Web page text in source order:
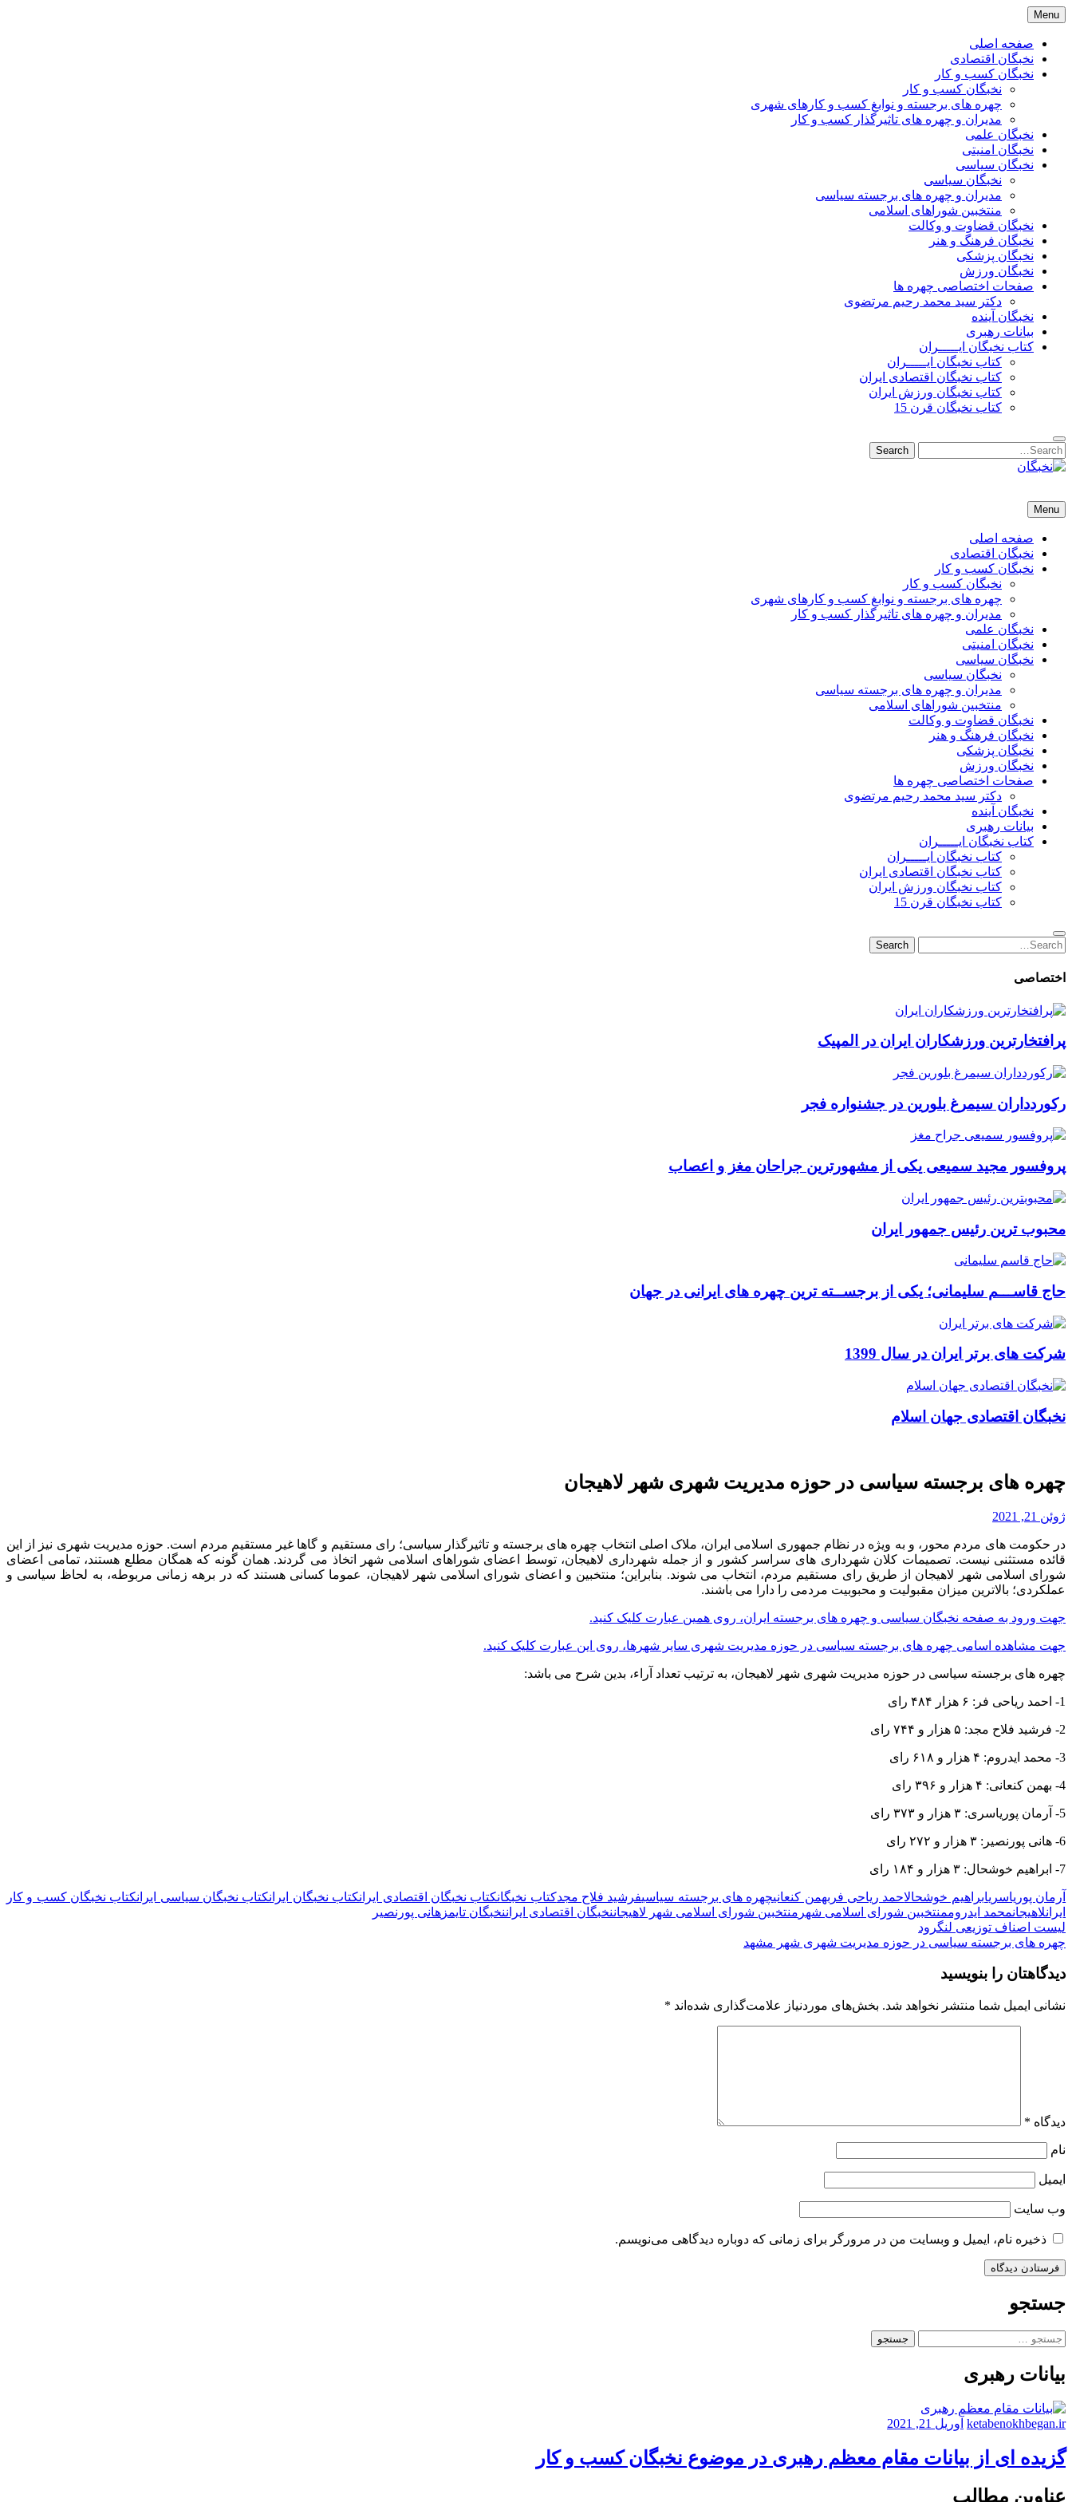
Skip
to
content
Menu
صفحه اصلی
نخبگان اقتصادی
نخبگان کسب و کار
نخبگان کسب و کار
چهره های برجسته و نوابغ کسب و کارهای شهری
مدیران و چهره های تاثیرگذار کسب و کار
نخبگان علمی
نخبگان امنیتی
نخبگان سیاسی
نخبگان سیاسی
مدیران و چهره های برجسته سیاسی
منتخبین شوراهای اسلامی
نخبگان قضاوت و وکالت
نخبگان فرهنگ و هنر
نخبگان پزشکی
نخبگان ورزش
صفحات اختصاصی چهره ها
دکتر سید محمد رحیم مرتضوی
نخبگان آینده
بیانات رهبری
کتاب نخبگان ایـــــران
کتاب نخبگان ایـــــران
کتاب نخبگان اقتصادی ایران
کتاب نخبگان ورزش ایران
کتاب نخبگان قرن 15
Search
for:
Search
نخبگان تایمز/ کتاب نخبگان + پورتال رسمی کتاب نخبگان ایران – کتاب نخبگان اقتصادی ایران – کتاب نخبگان قرن 15 – کتاب نخبگان ورزش ایران – کتاب نخبگان کسب و کار ایران – کتاب نخبگان ایران
Menu
صفحه اصلی
نخبگان اقتصادی
نخبگان کسب و کار
نخبگان کسب و کار
چهره های برجسته و نوابغ کسب و کارهای شهری
مدیران و چهره های تاثیرگذار کسب و کار
نخبگان علمی
نخبگان امنیتی
نخبگان سیاسی
نخبگان سیاسی
مدیران و چهره های برجسته سیاسی
منتخبین شوراهای اسلامی
نخبگان قضاوت و وکالت
نخبگان فرهنگ و هنر
نخبگان پزشکی
نخبگان ورزش
صفحات اختصاصی چهره ها
دکتر سید محمد رحیم مرتضوی
نخبگان آینده
بیانات رهبری
کتاب نخبگان ایـــــران
کتاب نخبگان ایـــــران
کتاب نخبگان اقتصادی ایران
کتاب نخبگان ورزش ایران
کتاب نخبگان قرن 15
Search
for:
Search
اختصاصی
پرافتخارترین ورزشکاران ایران در المپیک
رکوردداران سیمرغ بلورین در جشنواره فجر
پروفسور مجید سمیعی یکی از مشهورترین جراحان مغز و اعصاب
محبوب ترین رئیس جمهور ایران
حاج قاســـم سلیمانی؛ یکی از برجســته ترین چهره های ایرانی در جهان
شرکت های برتر ایران در سال 1399
نخبگان اقتصادی جهان اسلام
چهره های برجسته سیاسی در حوزه مدیریت شهری شهر لاهیجان
ژوئن 21, 2021
در حکومت های مردم محور، و به ویژه در نظام جمهوری اسلامی ایران، ملاک اصلی انتخاب چهره های برجسته و تاثیرگذار سیاسی؛ رای مستقیم و گاها غیر مستقیم مردم است. حوزه مدیریت شهری نیز از این
قائده مستثنی نیست. تصمیمات کلان شهرداری های سراسر کشور و از جمله شهرداری لاهیجان، توسط اعضای شوراهای اسلامی شهر اتخاذ می گردند. همان گونه که همگان مطلع هستند، تمامی اعضای
شورای اسلامی شهر لاهیجان از طریق رای مستقیم مردم، انتخاب می شوند. بنابراین؛ منتخبین و اعضای شورای اسلامی شهر لاهیجان، عموما کسانی هستند که در برهه زمانی مربوطه، به لحاظ سیاسی و
عملکردی؛ بالاترین میزان مقبولیت و محبوبیت مردمی را دارا می باشند.
جهت ورود به صفحه نخبگان سیاسی و چهره های برجسته ایران، روی همین عبارت کلیک کنید.
جهت مشاهده اسامی چهره های برجسته سیاسی در حوزه مدیریت شهری سایر شهرها، روی این عبارت کلیک کنید.
چهره های برجسته سیاسی در حوزه مدیریت شهری شهر لاهیجان، به ترتیب تعداد آراء، بدین شرح می باشد:
1- احمد ریاحی فر: ۶ هزار ۴۸۴ رای
2- فرشید فلاح مجد: ۵ هزار و ۷۴۴ رای
3- محمد ایدروم: ۴ هزار و ۶۱۸ رای
4- بهمن کنعانی: ۴ هزار و ۳۹۶ رای
5- آرمان پوریاسری: ۳ هزار و ۳۷۳ رای
6- هانی پورنصیر: ۳ هزار و ۲۷۲ رای
7- ابراهیم خوشحال: ۳ هزار و ۱۸۴ رای
آرمان پوریاسریابراهیم خوشحالاحمد ریاحی فر بهمن کنعانیچهره های برجسته سیاسیفرشید فلاح مجدکتاب نخبگانکتاب نخبگان اقتصادی ایرانکتاب نخبگان ایرانکتاب نخبگان سیاسی ایرانکتاب نخبگان کسب و کار
ایرانلاهیجانمحمد ایدروممنتخبین شورای اسلامی شهر منتخبین شورای اسلامی شهر لاهیجاننخبگان اقتصادی ایراننخبگان تایمز هانی پورنصیر
راهبری
نوشته
لیست اصناف توزیعی لنگرود
چهره های برجسته سیاسی در حوزه مدیریت شهری شهر مشهد
دیدگاهتان را بنویسید
نشانی ایمیل شما منتشر نخواهد شد. بخش‌های موردنیاز علامت‌گذاری شده‌اند *
دیدگاه *
نام
ایمیل
وب‌ سایت
ذخیره نام، ایمیل و وبسایت من در مرورگر برای زمانی که دوباره دیدگاهی می‌نویسم.
جستجو
جستجو
بیانات رهبری
ketabenokhbegan.ir آوریل 21, 2021
گزیده ای از بیانات مقام معظم رهبری در موضوع نخبگان کسب و کار
عناوین مطالب